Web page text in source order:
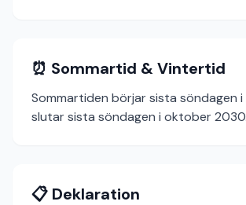
⏰ Sommartid & Vintertid
Sommartiden börjar sista söndagen i
slutar sista söndagen i oktober 2030.
📋 Deklaration